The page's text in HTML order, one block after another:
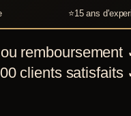
acier
de
Damas
⭐15 ans
remboursement
clients satisfaits